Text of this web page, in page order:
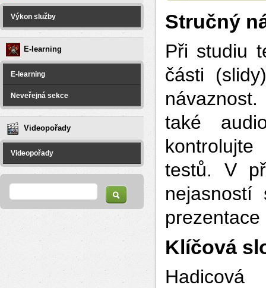
Výkon služby
E-learning
E-learning
Neveřejná sekce
Videopořady
Videopořady
Stručný
Při studiu
části
také
testů. V
Klíčová